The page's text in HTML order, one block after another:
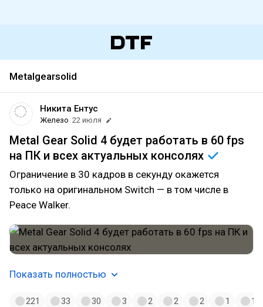
Metalgearsolid
Никита Ентус
Железо 22 июля
Metal Gear Solid 4 будет работать в 60 fps
на ПК и всех актуальных консолях
Ограничение в 30 кадров в секунду окажется
только на оригинальном Switch — в том числе в
Peace Walker.
Показать полностью
221 33 30 3 2 2 2 1 1